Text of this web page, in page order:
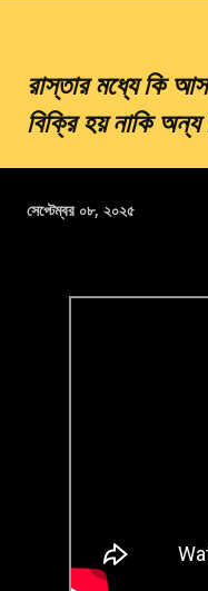
রাস্তার মধ্যে কি
বিক্রি হয় নাকি
সেপ্টেম্বর ০৮, ২০২৫